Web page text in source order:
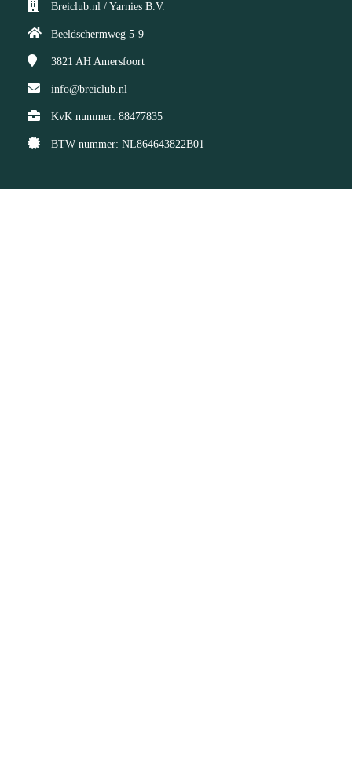
Breiclub.nl / Yarnies B.V.
Beeldschermweg 5-9
3821 AH Amersfoort
info@breiclub.nl
KvK nummer: 88477835
BTW nummer: NL864643822B01